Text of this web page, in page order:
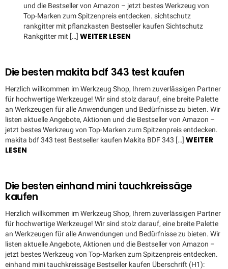
und die Bestseller von Amazon – jetzt bestes Werkzeug von
Top-Marken zum Spitzenpreis entdecken. sichtschutz
rankgitter mit pflanzkasten Bestseller kaufen Sichtschutz
Rankgitter mit […] WEITER LESEN
Die besten makita bdf 343 test kaufen
Herzlich willkommen im Werkzeug Shop, Ihrem zuverlässigen Partner
für hochwertige Werkzeuge! Wir sind stolz darauf, eine breite Palette
an Werkzeugen für alle Anwendungen und Bedürfnisse zu bieten. Wir
listen aktuelle Angebote, Aktionen und die Bestseller von Amazon –
jetzt bestes Werkzeug von Top-Marken zum Spitzenpreis entdecken.
makita bdf 343 test Bestseller kaufen Makita BDF 343 […] WEITER
LESEN
Die besten einhand mini tauchkreissäge
kaufen
Herzlich willkommen im Werkzeug Shop, Ihrem zuverlässigen Partner
für hochwertige Werkzeuge! Wir sind stolz darauf, eine breite Palette
an Werkzeugen für alle Anwendungen und Bedürfnisse zu bieten. Wir
listen aktuelle Angebote, Aktionen und die Bestseller von Amazon –
jetzt bestes Werkzeug von Top-Marken zum Spitzenpreis entdecken.
einhand mini tauchkreissäge Bestseller kaufen Überschrift (H1):